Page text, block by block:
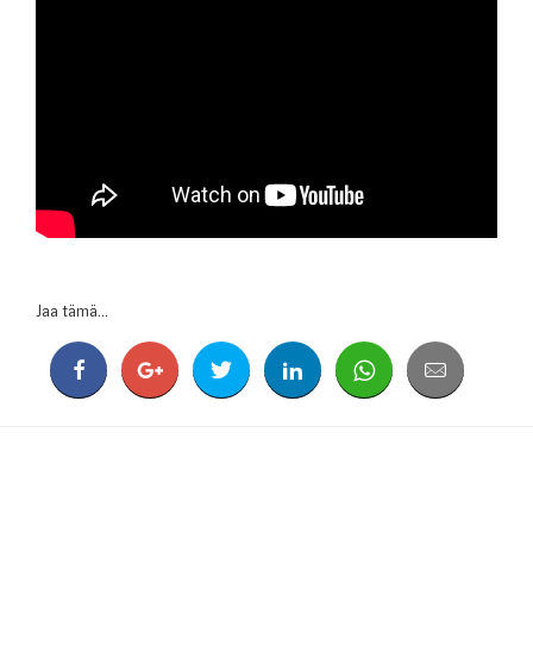
Jaa tämä...